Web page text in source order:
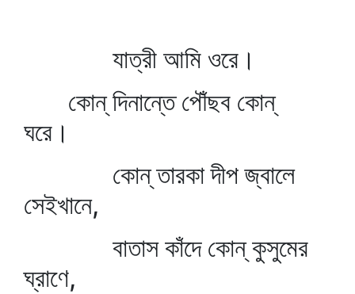
যাত্রী আমি ওরে।
কোন্‌ দিনান্তে পৌঁছব কোন্‌
ঘরে।
কোন্‌ তারকা দীপ জ্বালে
সেইখানে,
বাতাস কাঁদে কোন্‌ কুসুমের
ঘ্রাণে,